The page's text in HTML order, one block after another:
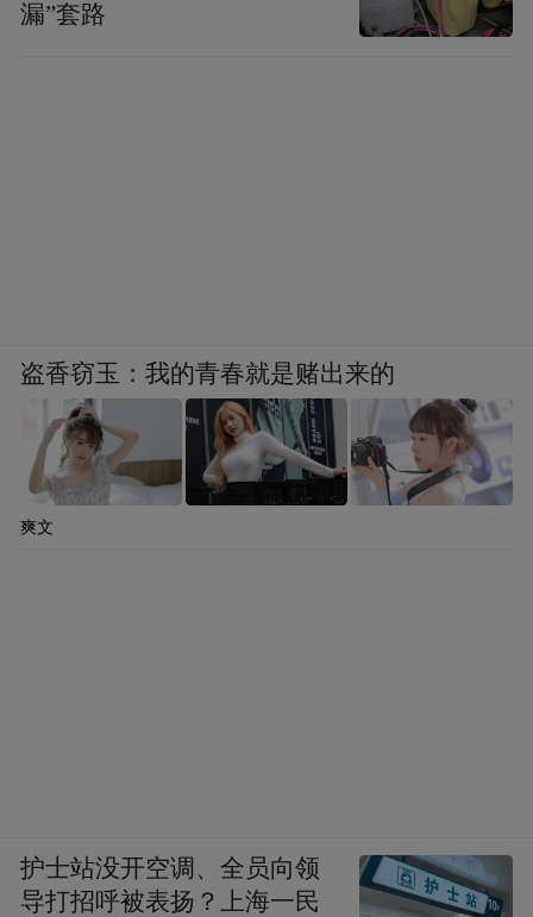
漏”套路
盗香窃玉：我的青春就是赌出来的
爽文
护士站没开空调、全员向领
导打招呼被表扬？上海一民